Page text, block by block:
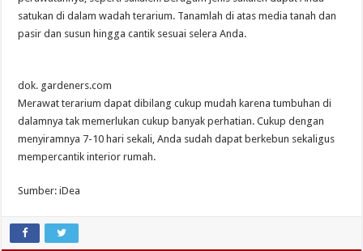
satukan di dalam wadah terarium. Tanamlah di atas media tanah dan
pasir dan susun hingga cantik sesuai selera Anda.
dok. gardeners.com
Merawat terarium dapat dibilang cukup mudah karena tumbuhan di
dalamnya tak memerlukan cukup banyak perhatian. Cukup dengan
menyiramnya 7-10 hari sekali, Anda sudah dapat berkebun sekaligus
mempercantik interior rumah.
Sumber: iDea